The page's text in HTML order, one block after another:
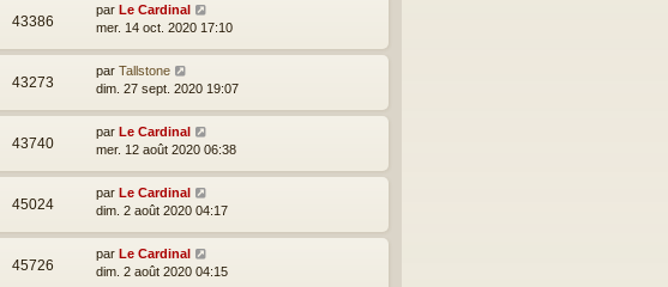
43386
par Le Cardinal
mer. 14 oct. 2020 17:10
43273
par Tallstone
dim. 27 sept. 2020 19:07
43740
par Le Cardinal
mer. 12 août 2020 06:38
45024
par Le Cardinal
dim. 2 août 2020 04:17
45726
par Le Cardinal
dim. 2 août 2020 04:15